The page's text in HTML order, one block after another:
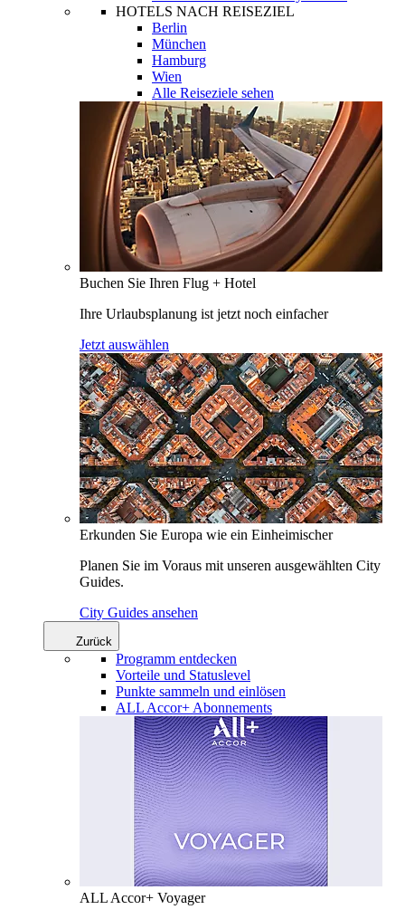
HOTELS NACH REISEZIEL
Berlin
München
Hamburg
Wien
Alle Reiseziele sehen
Buchen Sie Ihren Flug + Hotel
Ihre Urlaubsplanung ist jetzt noch einfacher
Jetzt auswählen
Erkunden Sie Europa wie ein Einheimischer
Planen Sie im Voraus mit unseren ausgewählten City
Guides.
City Guides ansehen
Zurück
Programm entdecken
Vorteile und Statuslevel
Punkte sammeln und einlösen
ALL Accor+ Abonnements
ALL Accor+ Voyager